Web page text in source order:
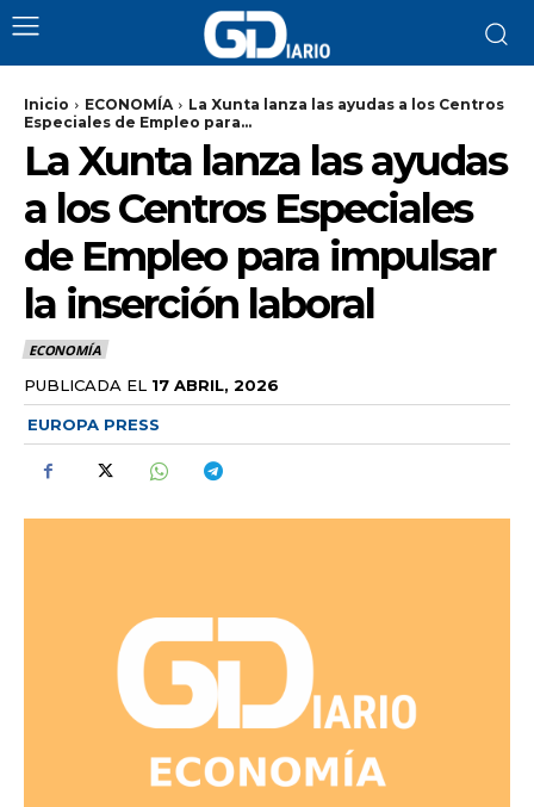
Inicio ECONOMÍA
La Xunta lanza las ayudas a los Centros
Especiales de Empleo para...
La Xunta lanza las ayudas
a los Centros Especiales
de Empleo para impulsar
la inserción laboral
ECONOMÍA
PUBLICADA EL 17 ABRIL, 2026
EUROPA PRESS